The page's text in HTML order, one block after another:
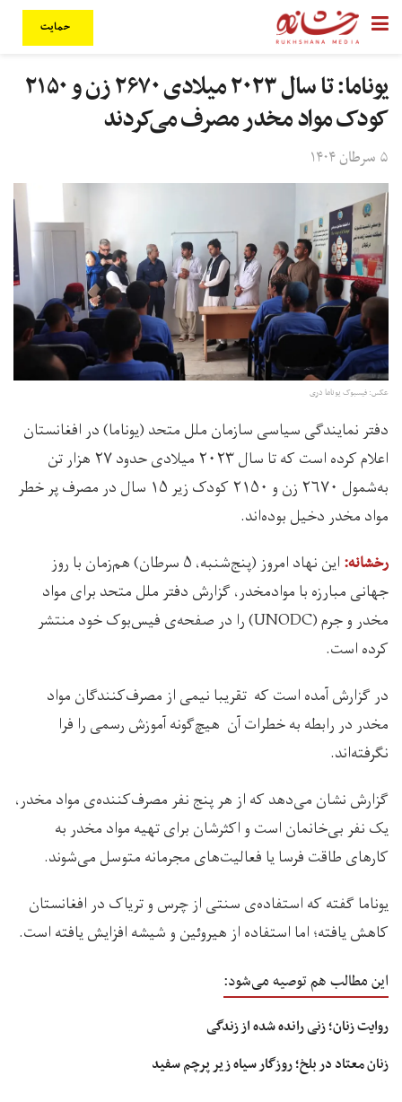
حمایت
یوناما: تا سال ۲۰۲۳ میلادی ۲۶۷۰ زن و ۲۱۵۰
کودک مواد مخدر مصرف می‌کردند
۵ سرطان ۱۴۰۴
عکس: فیسبوک یوناما دری
دفتر نمایندگی سیاسی سازمان ملل متحد (یوناما) در افغانستان
اعلام کرده است که تا سال ۲۰۲۳ میلادی حدود ۲۷ هزار تن
به‌شمول ۲۶۷۰ زن و ۲۱۵۰ کودک زیر ۱۵ سال در مصرف پر خطر
مواد مخدر دخیل بوده‌اند.
رخشانه:
اين نهاد امروز (پنج‌شنبه، ۵ سرطان) هم‌زمان با روز
جهانی مبارزه با موادمخدر، گزارش دفتر ملل متحد برای مواد
مخدر و جرم (UNODC) را در صفحه‌ی فیس‌بوک خود منتشر
کرده است.
در گزارش آمده است که تقریبا نیمی از مصرف‌کنندگان مواد‌
مخدر در رابطه به خطرات آن هیچ‌گونه آموزش رسمی را فرا
نگرفته‌اند.
گزارش نشان می‌دهد که از هر پنج نفر مصرف‌کننده‌ی مواد مخدر،
یک‌ نفر بی‌خانمان است و اکثرشان برای تهیه مواد مخدر به
کارهای طاقت فرسا یا فعالیت‌های مجرمانه متوسل می‌شوند.
یوناما گفته که استفاده‌ی سنتی از چرس و تریاک در افغانستان
کاهش یافته؛ اما استفاده از هیروئین و شیشه افزایش یافته است.
این مطالب هم توصیه می‌شود:
روایت زنان؛ زنی رانده شده از زندگی
زنان معتاد در بلخ؛ روزگار سیاه زیر پرچم سفید